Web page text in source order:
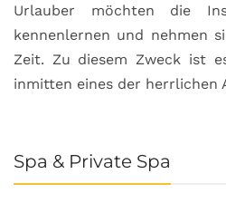
Urlauber möchten die
kennenlernen und nehmen
Zeit. Zu diesem Zweck ist
inmitten eines der herrlichen
Spa & Private Spa